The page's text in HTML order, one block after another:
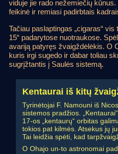
viduje jie rado nežemiečių
feikinė ir remiasi padirbtais
Tačiau paslaptingas „cigaras“
15“ padarytose nuotraukose.
avariją patyręs žvaigždėlėkis. O
kuris irgi sugedo ir dabar toliau
sugrįžtantis į Saulės sistemą.
Kentaurai iš kitų
Tyrinėtojai F. Namouni iš
sistemos pradžios.
17-os „kentaurų“ orbitas
tokios pat kilmės. Atsekus jų
Tai leidžia spėti, kad
O Ohajo un-to astronomai